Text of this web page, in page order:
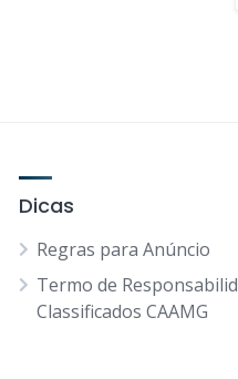
Dicas
Regras para Anúncio
Termo de
Classificados CAAMG